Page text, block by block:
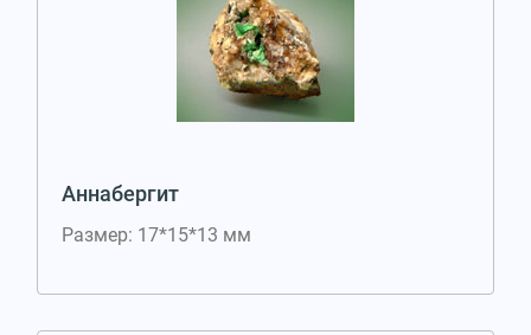
Аннабергит
Размер: 17*15*13 мм